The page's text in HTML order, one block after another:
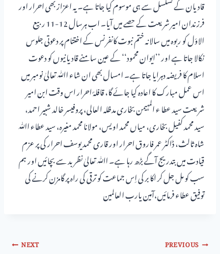
قادیان کے تسلسل سے ہی موسوم کیا جاتا ہے۔ یہ اعزاز بھی احرار اور
فرزندان امیر شریعت کے حصے میں آیا۔ اب ہرسال 12-11 ربیع
الاوّل کو ربوہ میں سالانہ ختم نبوت کانفرنس کے اختتام پر دعوتی جلوس
نکالا جاتا ہے اور ’’ایوان محمود‘‘ کے عین سامنے قادیانیوں کو دعوت
اسلام کا فریضہ دہرایا جاتا ہے۔ امسال بھی ان شاء اﷲ تعالیٰ نومبر میں
اس عمل مبارک کا اعادہ کیا جائے گا، قافلۂ احرار اس وقت ابن امیر
شریعت سید عطا ء المہیمن بخاری مدظلہ العالی، پروفیسر خالد شبیر احمد،
سید محمد کفیل بخاری، میاں محمد اویس، مولانا محمد مغیرہ، سید عطاء اﷲ
شاہ ثالث، ڈاکٹر عمر فاروق احرار اور قاری محمد یوسف احرار کی پر عزم
قیادت میں بتدریج آگے بڑھ رہا ہے۔ اﷲ تعالیٰ نظر بد سے بچائیں اور ہم
سب کو مل جل کر اکا بر کی اِس جماعت کو ترقی کی راہ پر گامزن کرنے کی
توفیق عطاء فرمائیں،آمین یارب العالمین
PREVIOUS
NEXT